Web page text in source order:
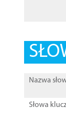
Nazwa
Słowa